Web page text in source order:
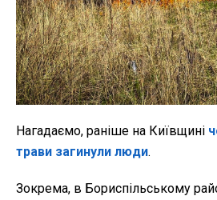
Нагадаємо, раніше на Київщині
трави загинули люди.
Зокрема, в Бориспільському